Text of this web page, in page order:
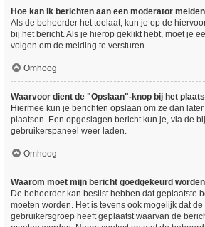
Hoe kan ik berichten aan een moderator
Als de beheerder het toelaat, kun je op de
bij het bericht. Als je hierop geklikt hebt, moet je
volgen om de melding te versturen.
Omhoog
Waarvoor dient de "Opslaan"-knop bij het
Hiermee kun je berichten opslaan om ze dan
plaatsen. Een opgeslagen bericht kun je, via de
gebruikerspaneel weer laden.
Omhoog
Waarom moet mijn bericht goedgekeurd
De beheerder kan beslist hebben dat geplaatste
moeten worden. Het is tevens ook mogelijk dat
gebruikersgroep heeft geplaatst waarvan de